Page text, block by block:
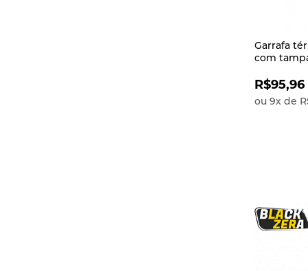
Garrafa
com
R$95,96
ou 9x de